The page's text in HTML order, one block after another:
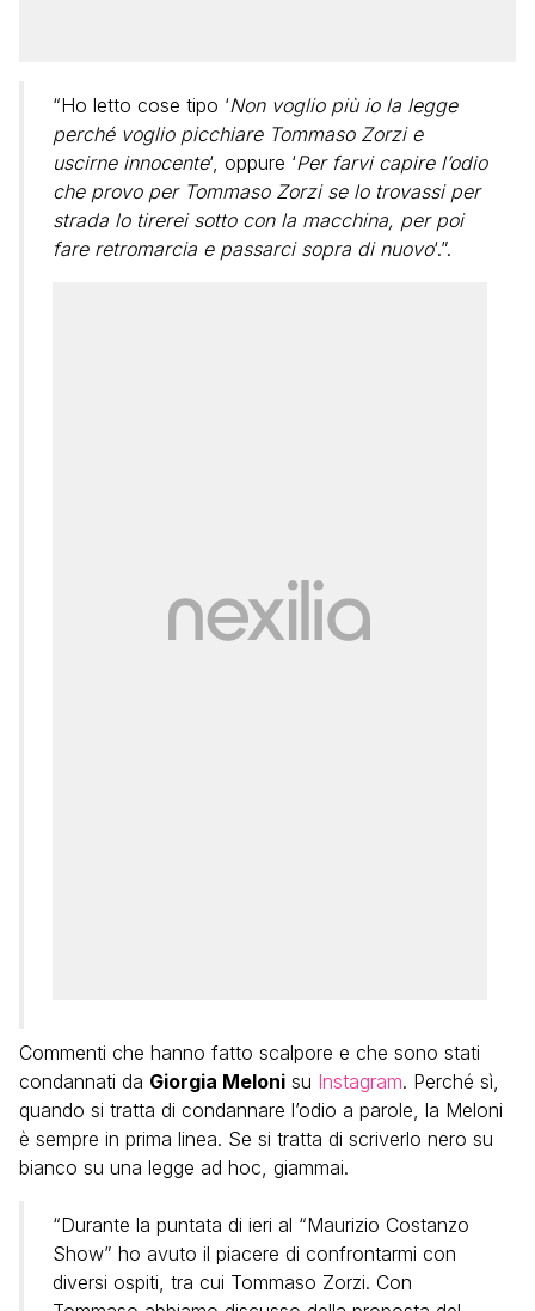
“Ho letto cose tipo ‘Non voglio più io la legge
perché voglio picchiare Tommaso Zorzi e
uscirne innocente‘, oppure ‘Per farvi capire l’odio
che provo per Tommaso Zorzi se lo trovassi per
strada lo tirerei sotto con la macchina, per poi
fare retromarcia e passarci sopra di nuovo‘.”.
Commenti che hanno fatto scalpore e che sono stati
condannati da Giorgia Meloni su Instagram. Perché sì,
quando si tratta di condannare l’odio a parole, la Meloni
è sempre in prima linea. Se si tratta di scriverlo nero su
bianco su una legge ad hoc, giammai.
“Durante la puntata di ieri al “Maurizio Costanzo
Show” ho avuto il piacere di confrontarmi con
diversi ospiti, tra cui Tommaso Zorzi. Con